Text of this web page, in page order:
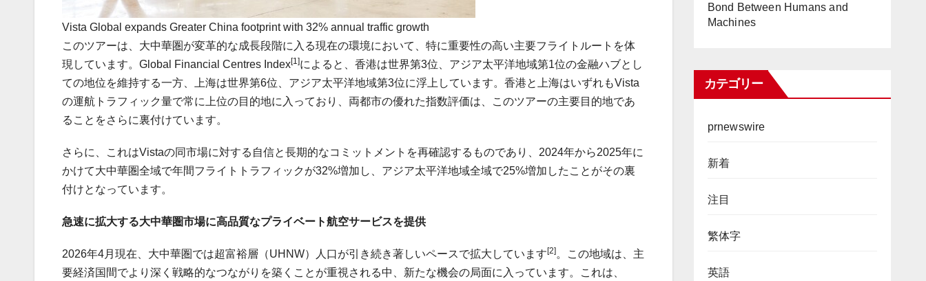
Vista Global expands Greater China footprint with 32% annual traffic growth
このツアーは、大中華圏が変革的な成長段階に入る現在の環境において、特に重要性の高い主要フライトルートを体
現しています。Global Financial Centres Index[1]によると、香港は世界第3位、アジア太平洋地域第1位の金融ハブとし
ての地位を維持する一方、上海は世界第6位、アジア太平洋地域第3位に浮上しています。香港と上海はいずれもVista
の運航トラフィック量で常に上位の目的地に入っており、両都市の優れた指数評価は、このツアーの主要目的地であ
ることをさらに裏付けています。
さらに、これはVistaの同市場に対する自信と長期的なコミットメントを再確認するものであり、2024年から2025年に
かけて大中華圏全域で年間フライトトラフィックが32%増加し、アジア太平洋地域全域で25%増加したことがその裏
付けとなっています。
急速に拡大する大中華圏市場に高品質なプライベート航空サービスを提供
2026年4月現在、大中華圏では超富裕層（UHNW）人口が引き続き著しいペースで拡大しています [2] 。この地域は、主
要経済国間でより深く戦略的なつながりを築くことが重視される中、新たな機会の局面に入っています。これは、
Bond Between Humans and
Machines
カテゴリー
prnewswire
新着
注目
繁体字
英語